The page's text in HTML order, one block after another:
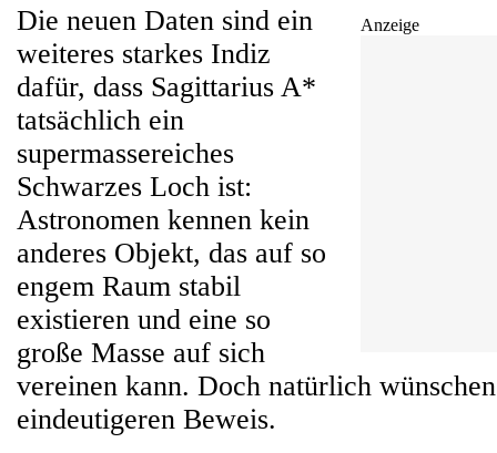
Anzeige
Die neuen Daten sind ein
weiteres starkes Indiz
dafür, dass Sagittarius A*
tatsächlich ein
supermassereiches
Schwarzes Loch ist:
Astronomen kennen kein
anderes Objekt, das auf so
engem Raum stabil
existieren und eine so
große Masse auf sich
vereinen kann. Doch natürlich
eindeutigeren Beweis.